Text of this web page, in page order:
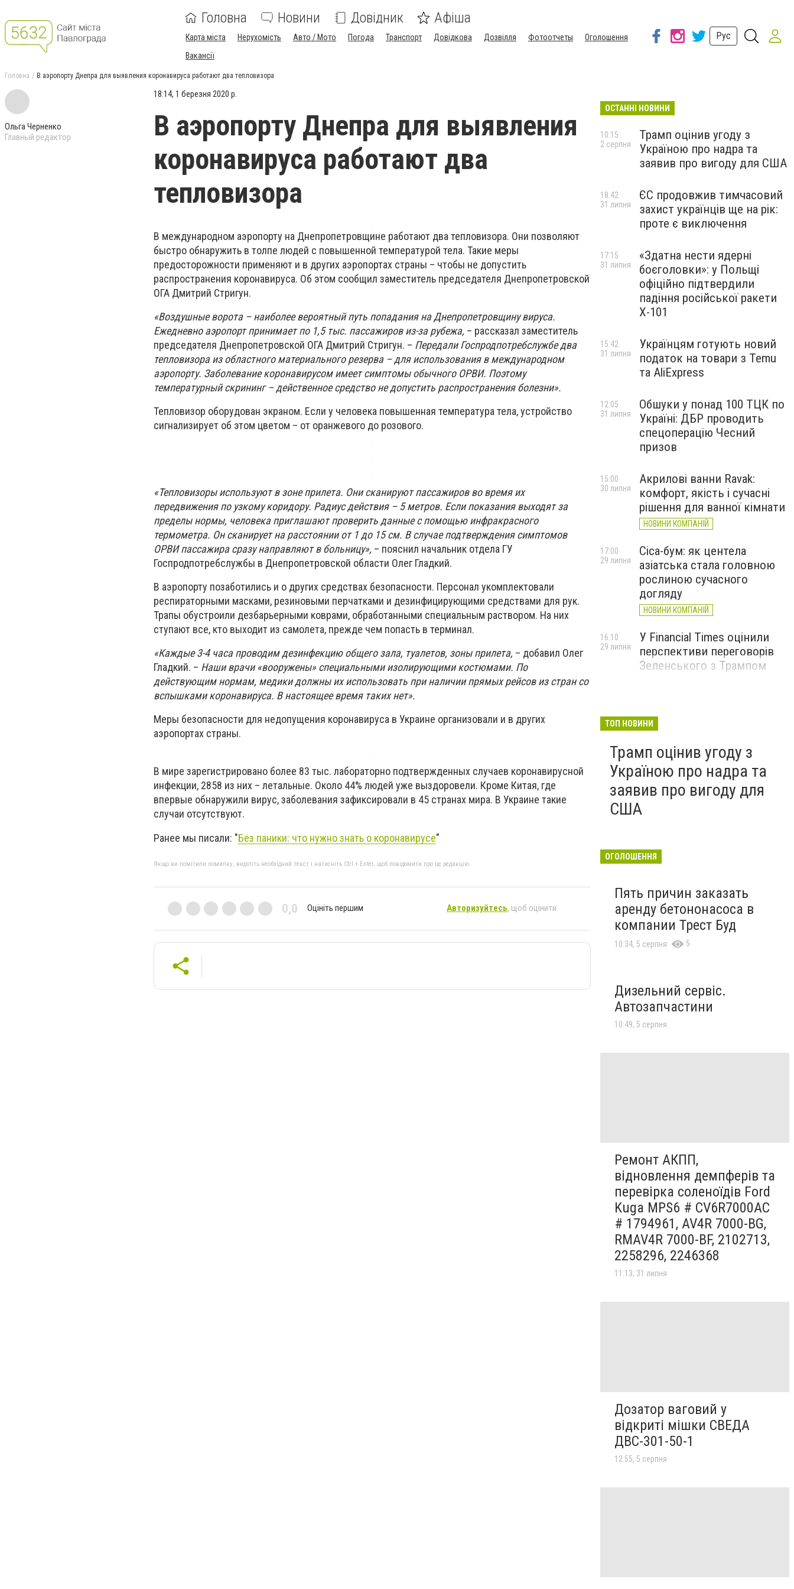
Головна Новини Довідник Афіша
Карта міста Нерухомість Авто / Мото Погода Транспорт Довідкова Дозвілля Фотоотчеты
Оголошення
Вакансії
Рус
Головна В аэропорту Днепра для выявления коронавируса работают два тепловизора
Ольга Черненко
Главный редактор
18:14, 1 березня 2020 р.
В аэропорту Днепра для выявления
коронавируса работают два
тепловизора
В международном аэропорту на Днепропетровщине работают два тепловизора. Они позволяют
быстро обнаружить в толпе людей с повышенной температурой тела. Такие меры
предосторожности применяют и в других аэропортах страны – чтобы не допустить
распространения коронавируса. Об этом сообщил заместитель председателя Днепропетровской
ОГА Дмитрий Стригун.
«Воздушные ворота – наиболее вероятный путь попадания на Днепропетровщину вируса.
Ежедневно аэропорт принимает по 1,5 тыс. пассажиров из-за рубежа, – рассказал заместитель
председателя Днепропетровской ОГА Дмитрий Стригун. – Передали Госпродпотребслужбе два
тепловизора из областного материального резерва – для использования в международном
аэропорту. Заболевание коронавирусом имеет симптомы обычного ОРВИ. Поэтому
температурный скрининг – действенное средство не допустить распространения болезни».
Тепловизор оборудован экраном. Если у человека повышенная температура тела, устройство
сигнализирует об этом цветом – от оранжевого до розового.
«Тепловизоры используют в зоне прилета. Они сканируют пассажиров во время их
передвижения по узкому коридору. Радиус действия – 5 метров. Если показания выходят за
пределы нормы, человека приглашают проверить данные с помощью инфракрасного
термометра. Он сканирует на расстоянии от 1 до 15 см. В случае подтверждения симптомов
ОРВИ пассажира сразу направляют в больницу», – пояснил начальник отдела ГУ
Госпродпотребслужбы в Днепропетровской области Олег Гладкий.
В аэропорту позаботились и о других средствах безопасности. Персонал укомплектовали
респираторными масками, резиновыми перчатками и дезинфицирующими средствами для рук.
Трапы обустроили дезбарьерными коврами, обработанными специальным раствором. На них
ступают все, кто выходит из самолета, прежде чем попасть в терминал.
«Каждые 3-4 часа проводим дезинфекцию общего зала, туалетов, зоны прилета, – добавил Олег
Гладкий. – Наши врачи «вооружены» специальными изолирующими костюмами. По
действующим нормам, медики должны их использовать при наличии прямых рейсов из стран со
вспышками коронавируса. В настоящее время таких нет».
Меры безопасности для недопущения коронавируса в Украине организовали и в других
аэропортах страны.
В мире зарегистрировано более 83 тыс. лабораторно подтвержденных случаев коронавирусной
инфекции, 2858 из них – летальные. Около 44% людей уже выздоровели. Кроме Китая, где
впервые обнаружили вирус, заболевания зафиксировали в 45 странах мира. В Украине такие
случаи отсутствуют.
Ранее мы писали: "Без паники: что нужно знать о коронавирусе"
Якщо ви помітили помилку, виділіть необхідний текст і натисніть Ctrl + Enter, щоб повідомити про це редакцію
0,0 Оцініть першим Авторизуйтесь, щоб оцінити
ОСТАННІ НОВИНИ
Трамп оцінив угоду з
Україною про надра та
заявив про вигоду для США
10:15
2 серпня
ЄС продовжив тимчасовий
захист українців ще на рік:
проте є виключення
18:42
31 липня
«Здатна нести ядерні
боєголовки»: у Польщі
офіційно підтвердили
падіння російської ракети
Х-101
17:15
31 липня
Українцям готують новий
податок на товари з Temu
та AliExpress
15:42
31 липня
Обшуки у понад 100 ТЦК по
Україні: ДБР проводить
спецоперацію Чесний
призов
12:05
31 липня
Акрилові ванни Ravak:
комфорт, якість і сучасні
рішення для ванної кімнати
НОВИНИ КОМПАНІЙ
15:00
30 липня
Cica-бум: як центела
азіатська стала головною
рослиною сучасного
догляду
НОВИНИ КОМПАНІЙ
17:00
29 липня
У Financial Times оцінили
перспективи переговорів
Зеленського з Трампом
16:10
29 липня
ТОП НОВИНИ
Трамп оцінив угоду з
Україною про надра та
заявив про вигоду для
США
ОГОЛОШЕННЯ
Пять причин заказать
аренду бетононасоса в
компании Трест Буд
10:34, 5 серпня 5
Дизельний сервіс.
Автозапчастини
10:49, 5 серпня
Ремонт АКПП,
відновлення демпферів та
перевірка соленоїдів Ford
Kuga MPS6 # CV6R7000AC
# 1794961, AV4R 7000-BG,
RMAV4R 7000-BF, 2102713,
2258296, 2246368
11:13, 31 липня
Дозатор ваговий у
відкриті мішки СВЕДА
ДВС-301-50-1
12:55, 5 серпня